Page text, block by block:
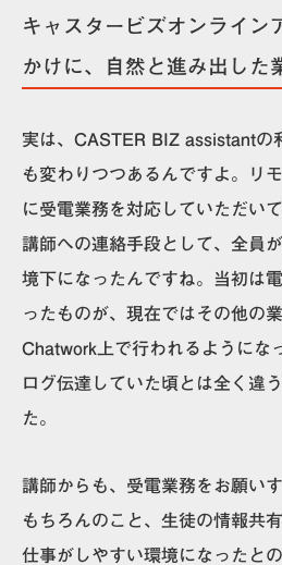
キャスタービズオンライン
かけに、自然と進み出した
実は、 CASTER BIZ assistantの
も変わりつつあるんですよ。
リ
に受電業務を対応していただい
講師への連絡手段として、全員
境下になったんですね。当初は
ったものが、現在ではその他の
Chatwork上で行われるようにな
ログ伝達していた頃とは全く違
た。
講師からも、受電業務をお願い
もちろんのこと、生徒の情報共
仕事がしやすい環境になったと